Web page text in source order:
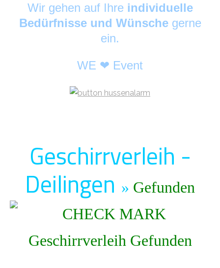
Wir gehen auf Ihre individuelle
Bedürfnisse und Wünschegerne
ein.
WE ❤ Event
Geschirrverleih -
Deilingen » Gefunden